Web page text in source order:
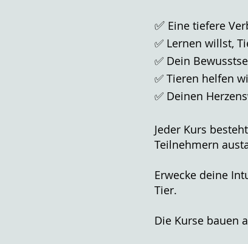
✅ Eine tiefere
✅ Lernen willst,
✅ Dein
✅ Tieren helfen
✅ Deinen
Jeder Kurs
Teilnehmern
Erwecke deine
Tier.
Die Kurse bauen